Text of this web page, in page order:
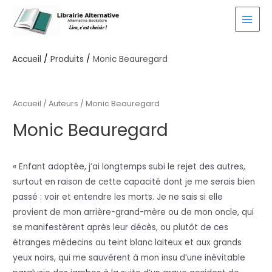
contenu
Accueil Produits Monic Beauregard
Accueil / Auteurs / Monic Beauregard
Monic Beauregard
« Enfant adoptée, j’ai longtemps subi le rejet des autres,
surtout en raison de cette capacité dont je me serais bien
passé : voir et entendre les morts. Je ne sais si elle
provient de mon arrière-grand-mère ou de mon oncle, qui
se manifestèrent après leur décès, ou plutôt de ces
étranges médecins au teint blanc laiteux et aux grands
yeux noirs, qui me sauvèrent à mon insu d’une inévitable